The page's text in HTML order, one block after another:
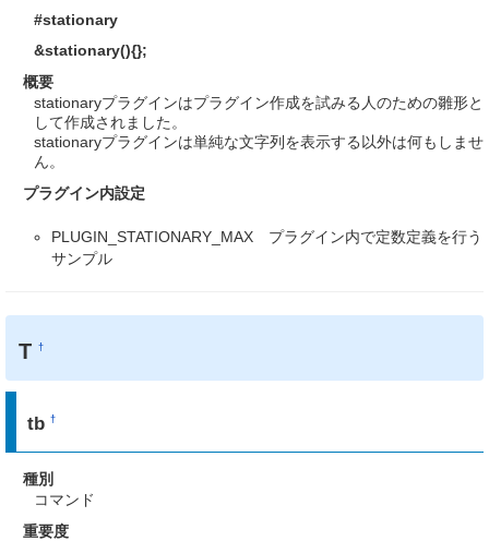
#stationary
&stationary(){};
概要
stationaryプラグインはプラグイン作成を試みる人のための雛形と
して作成されました。
stationaryプラグインは単純な文字列を表示する以外は何もしませ
ん。
プラグイン内設定
PLUGIN_STATIONARY_MAX プラグイン内で定数定義を行う
サンプル
T†
tb†
種別
コマンド
重要度